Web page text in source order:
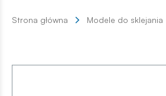
Strona główna Modele do sklejania